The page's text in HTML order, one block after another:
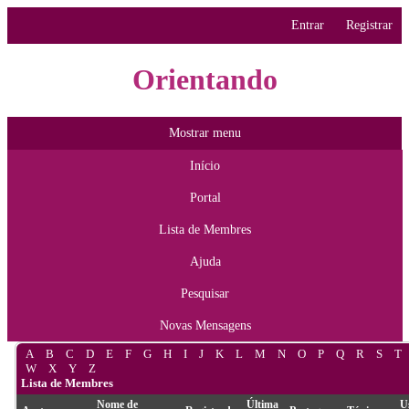
Entrar Registrar
Orientando
Mostrar menu
Início
Portal
Lista de Membres
Ajuda
Pesquisar
Novas Mensagens
A B C D E F G H I J K L M N O P Q R S
T
W
X Y
Z
Lista de Membres
Nome de
Última